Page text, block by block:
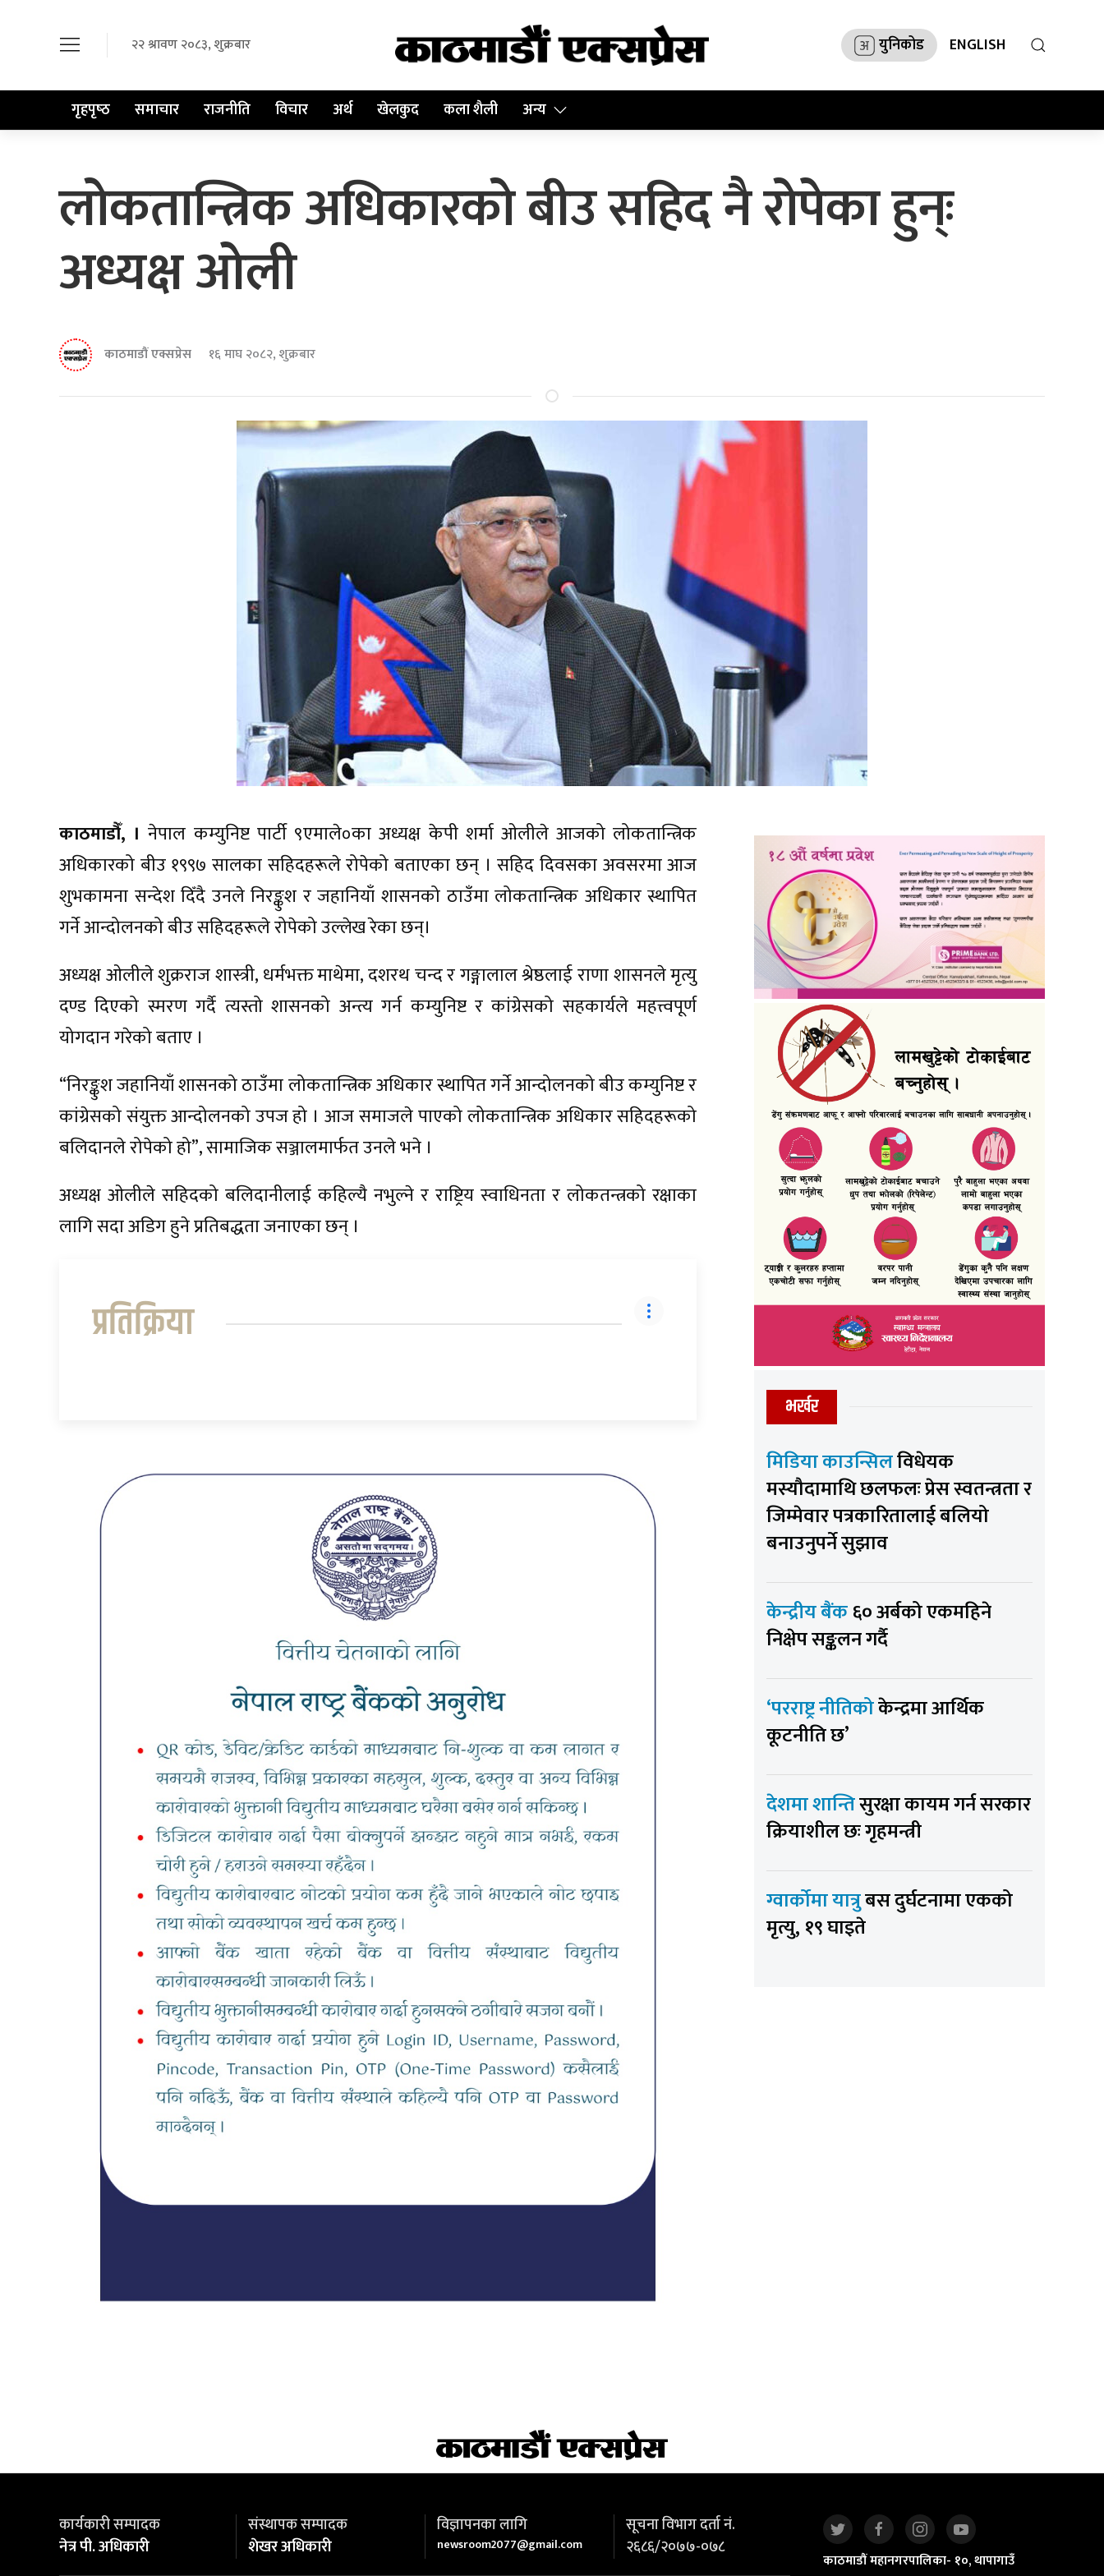
२२ श्रावण २०८३, शुक्रबार युनिकोड ENGLISH
गृहपृष्‍ठ समाचार राजनीति विचार अर्थ खेलकुद कला शैली अन्य
लोकतान्त्रिक अधिकारको बीउ सहिद नै रोपेका हुन्ः
अध्यक्ष ओली
काठमाडौं एक्सप्रेस १६ माघ २०८२, शुक्रबार
काठमाडौँ, । नेपाल कम्युनिष्ट पार्टी ९एमाले०का अध्यक्ष केपी शर्मा ओलीले आजको लोकतान्त्रिक
अधिकारको बीउ १९९७ सालका सहिदहरूले रोपेको बताएका छन् । सहिद दिवसका अवसरमा आज
शुभकामना सन्देश दिँदै उनले निरङ्कुश र जहानियाँ शासनको ठाउँमा लोकतान्त्रिक अधिकार स्थापित
गर्ने आन्दोलनको बीउ सहिदहरूले रोपेको उल्लेख रेका छन्।
अध्यक्ष ओलीले शुक्रराज शास्त्री, धर्मभक्त माथेमा, दशरथ चन्द र गङ्गालाल श्रेष्ठलाई राणा शासनले मृत्यु
दण्ड दिएको स्मरण गर्दै त्यस्तो शासनको अन्त्य गर्न कम्युनिष्ट र कांग्रेसको सहकार्यले महत्त्वपूर्ण
योगदान गरेको बताए ।
“निरङ्कुश जहानियाँ शासनको ठाउँमा लोकतान्त्रिक अधिकार स्थापित गर्ने आन्दोलनको बीउ कम्युनिष्ट र
कांग्रेसको संयुक्त आन्दोलनको उपज हो । आज समाजले पाएको लोकतान्त्रिक अधिकार सहिदहरूको
बलिदानले रोपेको हो”, सामाजिक सञ्जालमार्फत उनले भने ।
अध्यक्ष ओलीले सहिदको बलिदानीलाई कहिल्यै नभुल्ने र राष्ट्रिय स्वाधिनता र लोकतन्त्रको रक्षाका
लागि सदा अडिग हुने प्रतिबद्धता जनाएका छन् ।
प्रतिक्रिया
भर्खर
मिडिया काउन्सिलविधेयक
मस्यौदामाथि छलफलः प्रेस स्वतन्त्रता र
जिम्मेवार पत्रकारितालाई बलियो
बनाउनुपर्ने सुझाव
केन्द्रीय बैंक६० अर्बको एकमहिने
निक्षेप सङ्कलन गर्दै
‘परराष्ट्र नीतिकोकेन्द्रमा आर्थिक
कूटनीति छ’
देशमा शान्तिसुरक्षा कायम गर्न सरकार
क्रियाशील छः गृहमन्त्री
ग्वार्कोमा यात्रुबस दुर्घटनामा एकको
मृत्यु, १९ घाइते
कार्यकारी सम्पादक
नेत्र पी. अधिकारी
संस्थापक सम्पादक
शेखर अधिकारी
विज्ञापनका लागि
newsroom2077@gmail.com
सूचना विभाग दर्ता नं.
२६८६/२०७७-०७८
काठमाडौं महानगरपालिका- १०, थापागाउँ